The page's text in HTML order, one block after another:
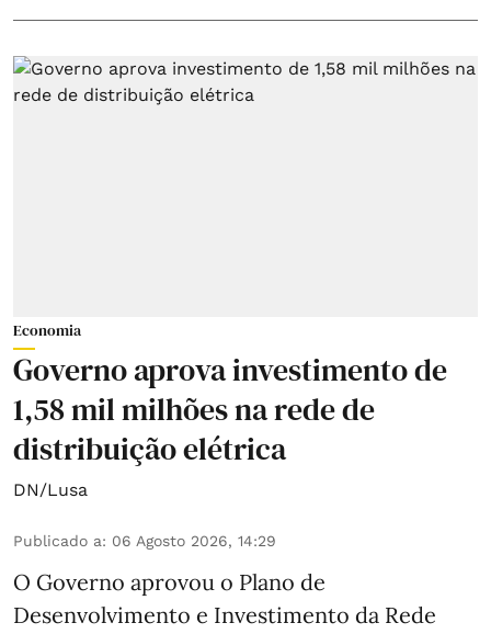
Economia
Governo aprova investimento de
1,58 mil milhões na rede de
distribuição elétrica
DN/Lusa
Publicado a: 06 Agosto 2026, 14:29
O Governo aprovou o Plano de
Desenvolvimento e Investimento da Rede